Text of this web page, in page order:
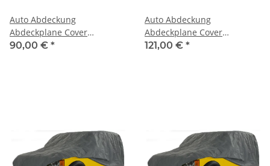
Auto Abdeckung
Abdeckplane Cover
Ganzgarage indoor Sahara
90,00 € *
Auto Abdeckung
Abdeckplane Cover
Ganzgarage indoor Sahara
121,00 € *